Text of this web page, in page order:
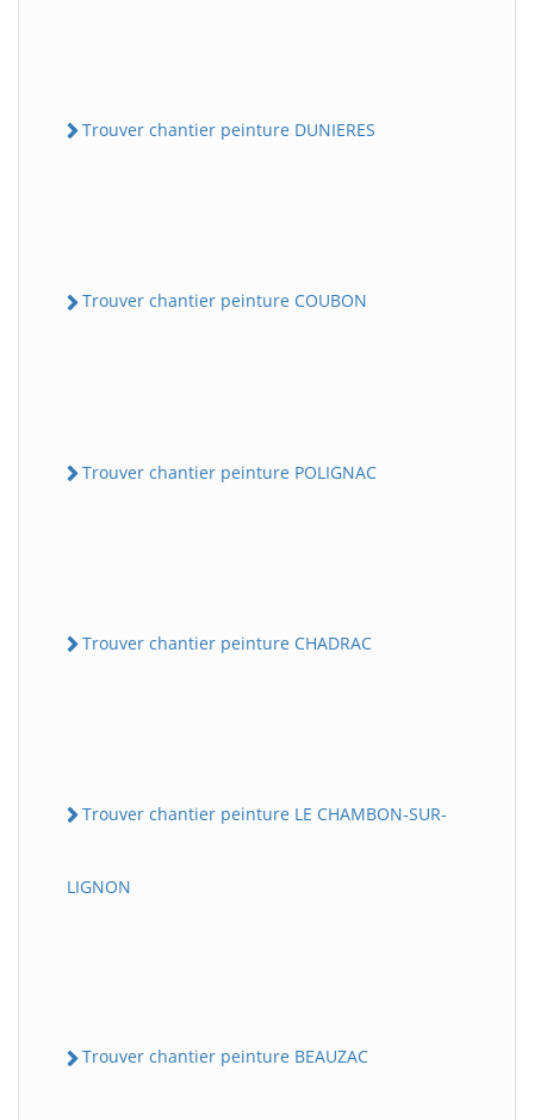
Trouver chantier peinture DUNIERES
Trouver chantier peinture COUBON
Trouver chantier peinture POLIGNAC
Trouver chantier peinture CHADRAC
Trouver chantier peinture LE CHAMBON-SUR-
LIGNON
Trouver chantier peinture BEAUZAC